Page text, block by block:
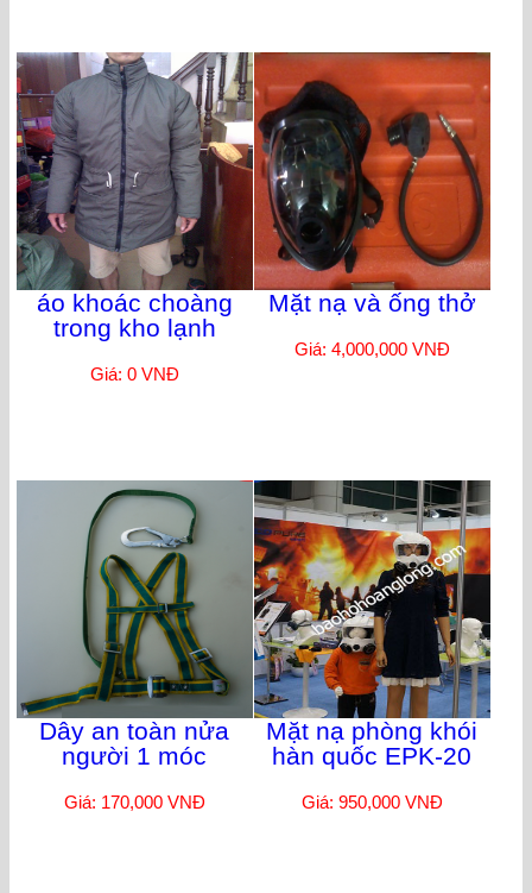
áo khoác choàng
trong kho lạnh
Giá: 0 VNĐ
Mặt nạ và ống thở
Giá: 4,000,000 VNĐ
Dây an toàn nửa
người 1 móc
Giá: 170,000 VNĐ
Mặt nạ phòng khói
hàn quốc EPK-20
Giá: 950,000 VNĐ